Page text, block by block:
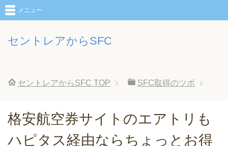
セントレアからSFC
メニュー
セントレアからSFC TOP SFC取得のツボ
格安航空券サイトのエアトリも
ハピタス経由ならちょっとお得